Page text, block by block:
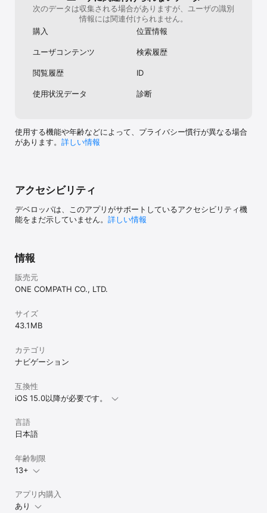
ます。
徒歩ルート検索と併用すれば、物件探しに役立ちます。
コンビニなど周辺検索と組み合わせると、近いスポットを簡単に見
【そのほか便利な機能がいっぱい】
■ 一番近い駅を急いで知りたい
アプリを開いた瞬間、一番近い駅が分かります。検索する必要はあ
りません。
コンビニ、ATM、トイレなど、お散歩や日常的な外出に役立つ情報
を瞬時に調べることができます。
す。
■ ドライブに欠かせないマップコード
「え？まだ文字入力してるの？」カーナビの目的地設定はマップコ
標です。
■ 楽して移動したい！そんな要望に応えます。
「屋根が多い」「階段が少ない」など、徒歩で移動するときに楽に
移動できるようサポートします。
■ 美しいグラフィック
マピオンは分かりやすい地図としてグッドデザイン賞も受賞！
けと、紙地図のようなグラフィックをアプリで体験することができ
ます。
も対応しています。バードビューモードは詳細縮尺では3D表現にな
ります。
設があるのか、あるいは、同じ色の建物が集まっているエリアはど
のような街なのか、街の特徴が把握しやすくなります。
＃道路
青紫・・高速道路
橙・・・国道
白・・・一般道
灰・・・登山道、けもの道
次のデータは収集される場合がありますが、ユーザの識別
情報には関連付けられません。
購入
位置情報
ユーザコンテンツ 検索履歴
閲覧履歴 ID
使用状況データ 診断
使用する機能や年齢などによって、プライバシー慣行が異なる場合
があります。 詳しい情報
アクセシビリティ
デベロッパは、このアプリがサポートしているアクセシビリティ機
能をまだ示していません。 詳しい情報
情報
販売元
ONE COMPATH CO., LTD.
サイズ
43.1 MB
カテゴリ
ナビゲーション
互換性
iOS 15.0以降が必要です。
言語
日本語
年齢制限
13+
アプリ内購入
あり